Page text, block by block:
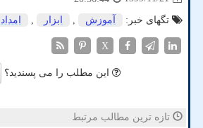
تگهای خبر:
آموزش , ابزار , امداد
X
این مطلب را می پسندید؟
تازه ترین مطالب مرتبط